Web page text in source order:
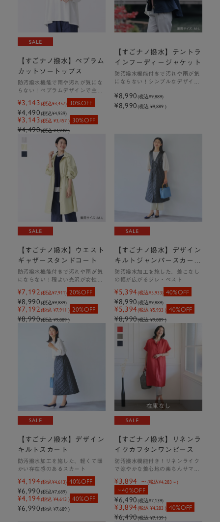
AYﾌリルブラウス
￥5,490（税込￥6,039）
ス、ダークミックス
詳細・購入はこちら
ON・OFF問わず使える万能アイテム
楽にはけて美脚見えするテーパードパンツ
商品はこちら
【すごナノ撥水】ペプラム
カットソートップス
防汚撥水機能で雨や汚れが気にな
らない！ペプラムデザインで主役
¥3,143(税込¥3,457) 30%OFF
¥4,490(税込¥4,939)
¥3,143(税込 ¥3,457 ) 30%OFF
¥4,490(税込 ¥4,939 )
【すごナノ撥水】テントラ
インフーディージャケット
防汚撥水機能付きで汚れや雨が気
にならない！シンプルなデザイン
グジャケット
¥8,990(税込¥9,889)
¥8,990(税込 ¥9,889 )
【すごナノ撥水】ウエスト
ギャザースタンドコート
防汚撥水機能付きで汚れや雨が気
にならない！程よい光沢が女性ら
しさを演出するスプリングコート
¥7,192(税込¥7,911) 20%OFF
¥8,990(税込¥9,889)
¥7,192(税込 ¥7,911 ) 20%OFF
¥8,990(税込 ¥9,889 )
【すごナノ撥水】デザイン
キルトジャンパースカート
ジレ
防汚撥水加工を施した、着こなし
の幅が広がるジレ・ベスト
¥5,394(税込¥5,933) 40%OFF
¥8,990(税込¥9,889)
¥5,394(税込 ¥5,933 ) 40%OFF
¥8,990(税込 ¥9,889 )
【すごナノ撥水】デザイン
キルトスカート
防汚撥水加工を施した、軽くて暖
かい存在感のあるスカート
¥4,194(税込¥4,613) 40%OFF
¥6,990(税込¥7,689)
¥4,194(税込 ¥4,613 ) 40%OFF
¥6,990(税込 ¥7,689 )
在庫なし
【すごナノ撥水】リネンラ
イクカフタンワンピース
防汚撥水機能付き！リネンライク
で涼やかな着心地の楽ちんサマ見
¥3,894 (税込¥4,283 )
40%OFF
¥6,490(税込¥7,139)
¥3,894(税込 ¥4,283 ) 40%OFF
¥6,490(税込 ¥7,139 )